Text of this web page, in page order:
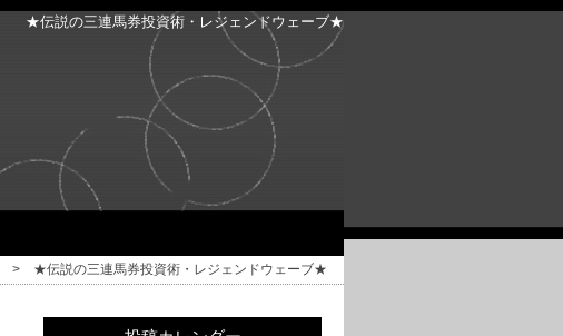
★伝説の三連馬券投資術・レジェンドウェーブ★
> ★伝説の三連馬券投資術・レジェンドウェーブ★